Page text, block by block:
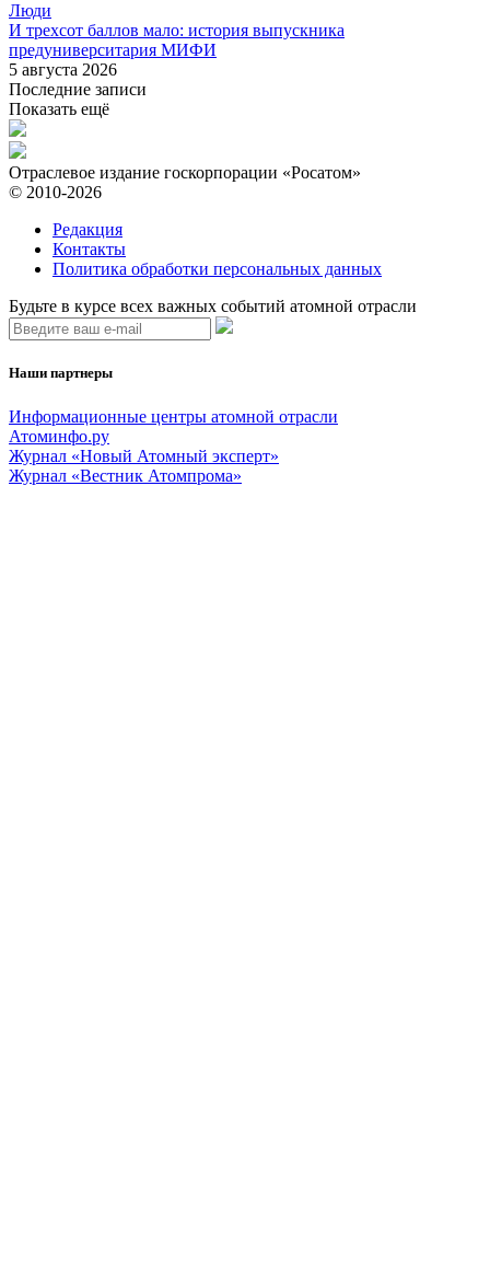
Люди
И трехсот баллов мало: история выпускника
предуниверситария МИФИ
5 августа 2026
Последние записи
Показать ещё
Отраслевое издание госкорпорации «Росатом»
© 2010-2026
Редакция
Контакты
Политика обработки персональных данных
Будьте в курсе всех важных событий атомной отрасли
Наши партнеры
Информационные центры атомной отрасли
Атоминфо.ру
Журнал «Новый Атомный эксперт»
Журнал «Вестник Атомпрома»